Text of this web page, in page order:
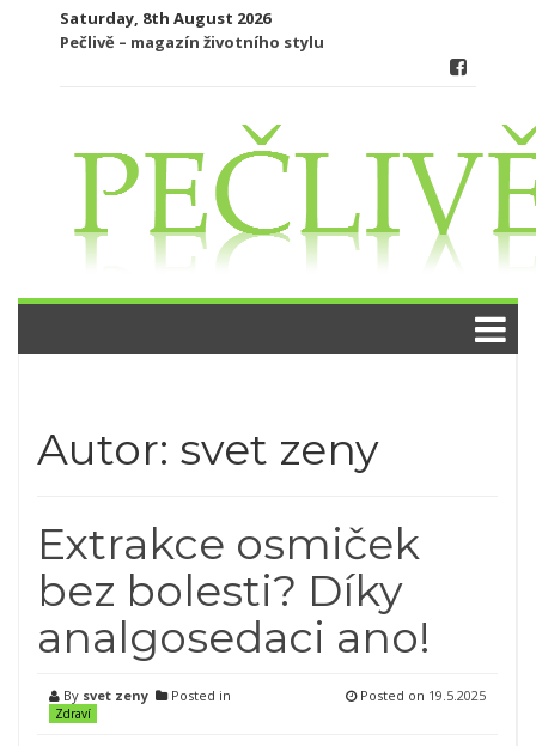
Saturday, 8th August 2026
Pečlivě – magazín životního stylu
Autor: svet zeny
Extrakce osmiček
bez bolesti? Díky
analgosedaci ano!
By svet zeny Posted in
Zdraví
Posted on 19.5.2025